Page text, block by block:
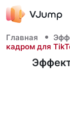
Главная
кадром для